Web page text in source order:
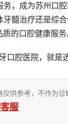
务，成为苏州口
牙髓治疗还是综
的口腔健康服务
口腔医院，就是
仅供参考，不作为
服